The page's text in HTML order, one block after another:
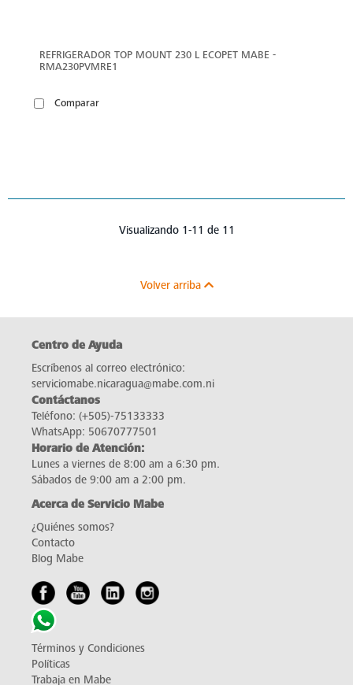
REFRIGERADOR TOP MOUNT 230 L ECOPET MABE -
RMA230PVMRE1
Comparar
Visualizando 1-11 de 11
Volver arriba
Centro de Ayuda
Escríbenos al correo electrónico:
serviciomabe.nicaragua@mabe.com.ni
Contáctanos
Teléfono: (+505)-75133333
WhatsApp: 50670777501
Horario de Atención:
Lunes a viernes de 8:00 am a 6:30 pm.
Sábados de 9:00 am a 2:00 pm.
Acerca de Servicio Mabe
¿Quiénes somos?
Contacto
Blog Mabe
Términos y Condiciones
Políticas
Trabaja en Mabe